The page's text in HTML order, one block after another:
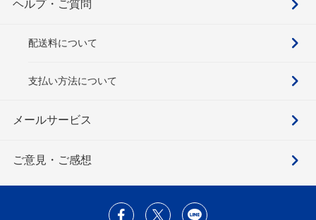
ヘルプ・ご質問
配送料について
支払い方法について
メールサービス
ご意見・ご感想